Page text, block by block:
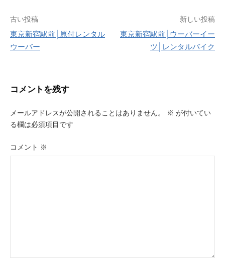
投
稿
ゲ
ー
シ
ョ
古い投稿
東京新宿駅前│原付レンタル
ウーバー
新しい投稿
東京新宿駅前│ウーバーイー
ツ│レンタルバイク
コメントを残す
メールアドレスが公開されることはありません。 ※ が付いてい
る欄は必須項目です
コメント ※